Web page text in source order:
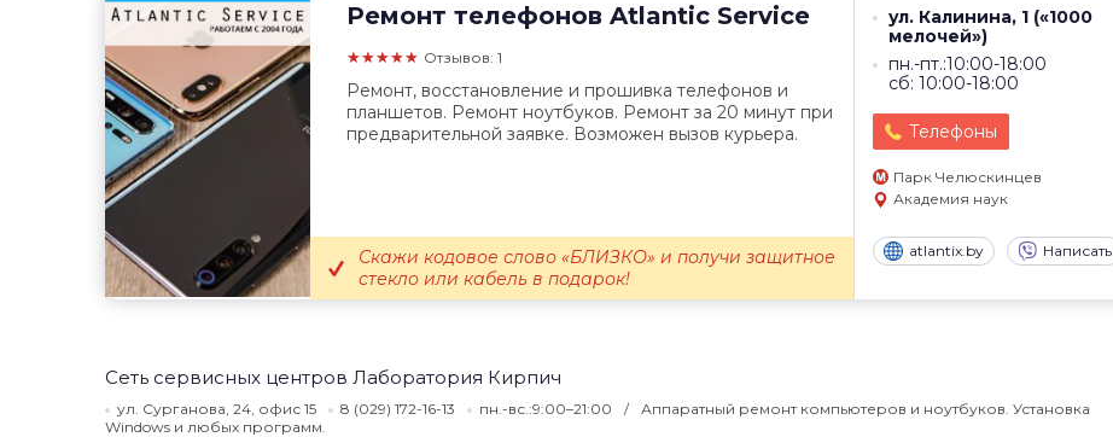
Ремонт телефонов Atlantic Service
★★★★★ Отзывов: 1
ул. Калинина, 1 («1000
мелочей»)
пн.-пт.:10:00-18:00
сб: 10:00-18:00
Телефоны
Парк Челюскинцев
Академия наук
atlantix.by Написать
Ремонт, восстановление и прошивка телефонов и
планшетов. Ремонт ноутбуков. Ремонт за 20 минут при
предварительной заявке. Возможен вызов курьера.
Скажи кодовое слово «БЛИЗКО» и получи защитное
стекло или кабель в подарок!
Сеть сервисных центров Лаборатория Кирпич
ул. Сурганова, 24, офис 15 8 (029) 172-16-13 пн.-вс.:9:00–21:00
Аппаратный ремонт компьютеров и ноутбуков. Установка
Windows и любых программ.